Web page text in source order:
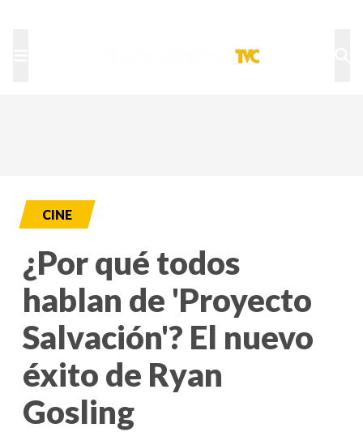
CINE
¿Por qué todos
hablan de 'Proyecto
Salvación'? El nuevo
éxito de Ryan
Gosling